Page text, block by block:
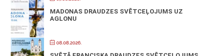
MADONAS DRAUDZES SVĒTCEĻOJUMS UZ
AGLONU
08.08.2026.